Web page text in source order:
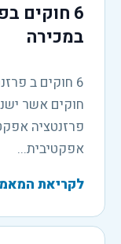
6 חוקים
במכירה
חוקים אשר
אפקטיבית...
לקריאת